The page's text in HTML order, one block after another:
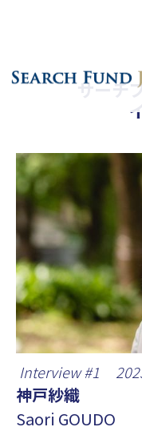
サーチ
Interview #1
神戸紗織
Saori GOUDO